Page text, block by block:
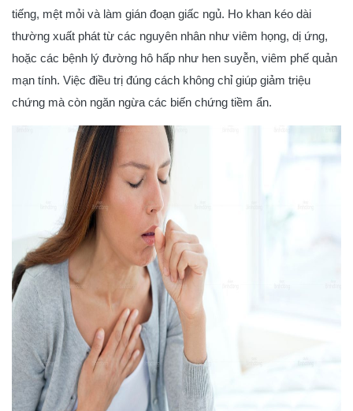
tiếng, mệt mỏi và làm gián đoạn giấc ngủ. Ho khan kéo dài
thường xuất phát từ các nguyên nhân như viêm họng, dị ứng,
hoặc các bệnh lý đường hô hấp như hen suyễn, viêm phế quản
mạn tính. Việc điều trị đúng cách không chỉ giúp giảm triệu
chứng mà còn ngăn ngừa các biến chứng tiềm ẩn.